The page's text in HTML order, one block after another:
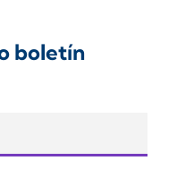
boletín